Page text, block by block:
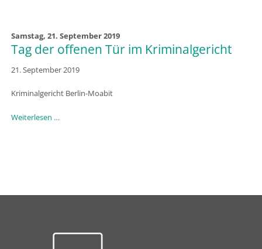
Samstag, 21. September 2019
Tag der offenen Tür im Kriminalgericht
21. September 2019
Kriminalgericht Berlin-Moabit
Weiterlesen …Tag